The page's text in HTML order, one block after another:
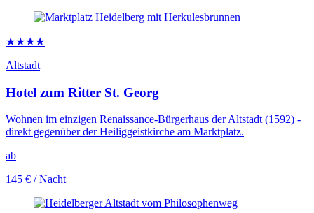
★★★★
Altstadt
Hotel zum Ritter St. Georg
Wohnen im einzigen Renaissance-Bürgerhaus der Altstadt (1592) -
direkt gegenüber der Heiliggeistkirche am Marktplatz.
ab
145 € / Nacht